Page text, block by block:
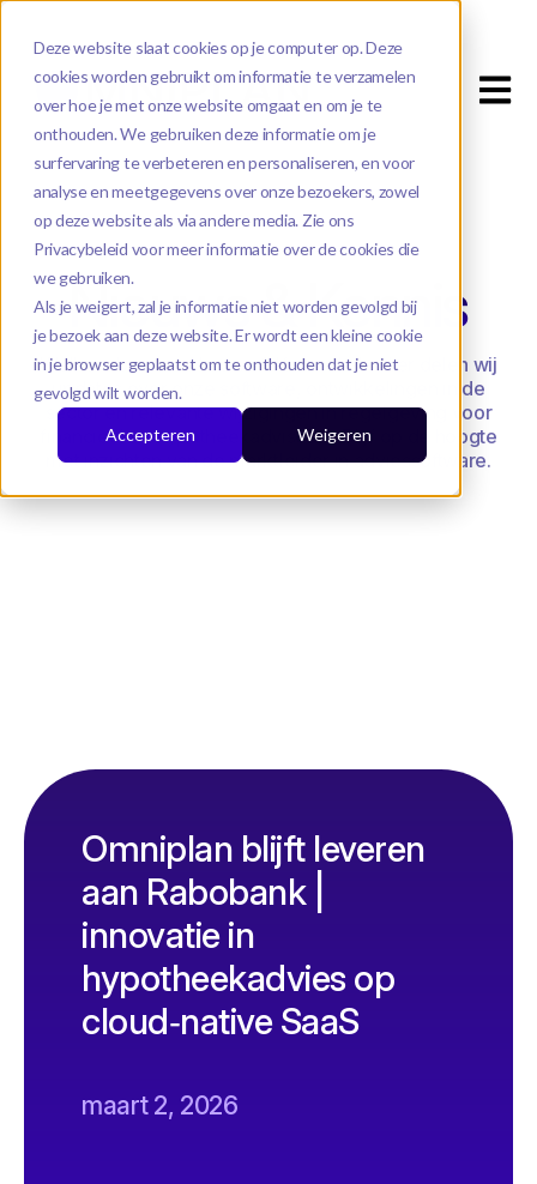
Deze website slaat cookies op je computer op. Deze
cookies worden gebruikt om informatie te verzamelen
over hoe je met onze website omgaat en om je te
onthouden. We gebruiken deze informatie om je
surfervaring te verbeteren en personaliseren, en voor
analyse en meetgegevens over onze bezoekers, zowel
op deze website als via andere media. Zie ons
Privacybeleid voor meer informatie over de cookies die
we gebruiken.
Als je weigert, zal je informatie niet worden gevolgd bij
je bezoek aan deze website. Er wordt een kleine cookie
in je browser geplaatst om te onthouden dat je niet
gevolgd wilt worden.
Accepteren Weigeren
Open
Nieuws & Kennis
Welkom bij onze Nieuws & Kennis hub. Hier delen wij
updates over onze software, ontwikkelingen in de
sector en relevante wijzigingen in regelgeving voor
financieel en hypotheekadviseurs. Blijf op de hoogte
met inzichten van de marktleider in adviessoftware.
Omniplan blijft leveren
aan Rabobank |
innovatie in
hypotheekadvies op
cloud‑native SaaS
maart 2, 2026